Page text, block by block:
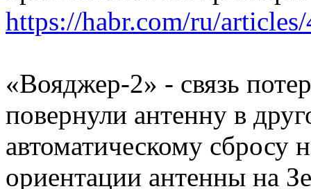
https://habr.com/ru/
«Вояджер-2» - связь
повернули антенну в
автоматическому сбросу
ориентации антенны на